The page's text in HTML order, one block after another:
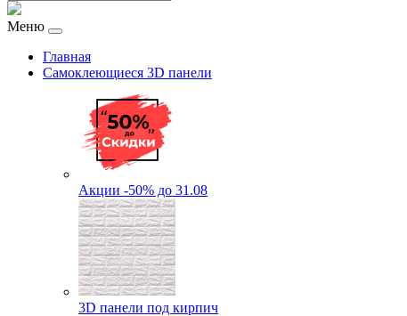
Меню
Главная
Самоклеющиеся 3D панели
Акции -50% до 31.08
3D панели под кирпич